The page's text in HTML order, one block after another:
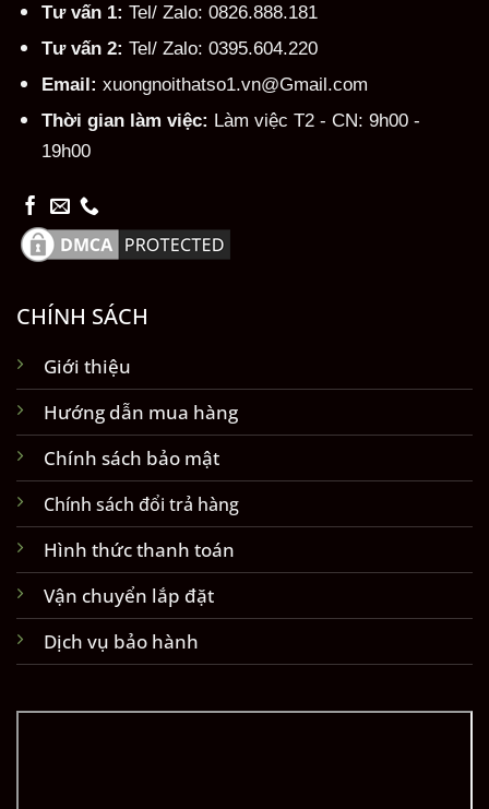
Tư vấn 1: Tel/ Zalo: 0826.888.181
Tư vấn 2: Tel/ Zalo: 0395.604.220
Email: xuongnoithatso1.vn@Gmail.com
Thời gian làm việc: Làm việc T2 - CN: 9h00 -
19h00
CHÍNH SÁCH
Giới thiệu
Hướng dẫn mua hàng
Chính sách bảo mật
Chính sách đổi trả hàng
Hình thức thanh toán
Vận chuyển lắp đặt
Dịch vụ bảo hành